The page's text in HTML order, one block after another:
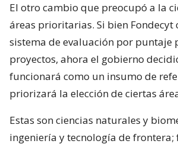
El otro cambio que preocupó a la
áreas prioritarias. Si bien Fondecyt
sistema de evaluación por puntaje
proyectos, ahora el gobierno
funcionará como un insumo de
priorizará la elección de ciertas
Estas son ciencias naturales y
ingeniería y tecnología de frontera;